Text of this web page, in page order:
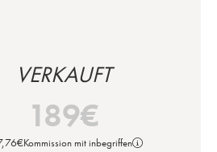
VERKAUFT
189€
€Kommission mit inbegriffen